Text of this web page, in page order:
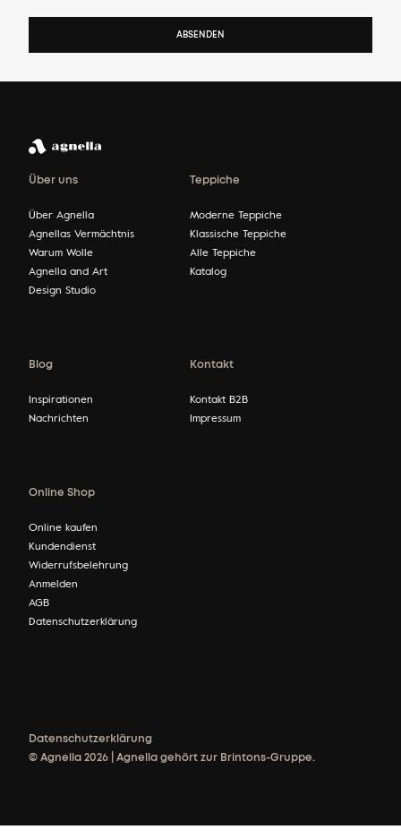
ABSENDEN
Über uns
Über Agnella
Agnellas Vermächtnis
Warum Wolle
Agnella and Art
Design Studio
Teppiche
Moderne Teppiche
Klassische Teppiche
Alle Teppiche
Katalog
Blog
Inspirationen
Nachrichten
Kontakt
Kontakt B2B
Impressum
Online Shop
Online kaufen
Kundendienst
Widerrufsbelehrung
Anmelden
AGB
Datenschutzerklärung
Datenschutzerklärung
© Agnella 2026 | Agnella gehört zur Brintons-Gruppe.